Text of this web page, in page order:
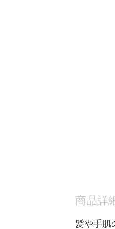
商品詳
髪や手肌